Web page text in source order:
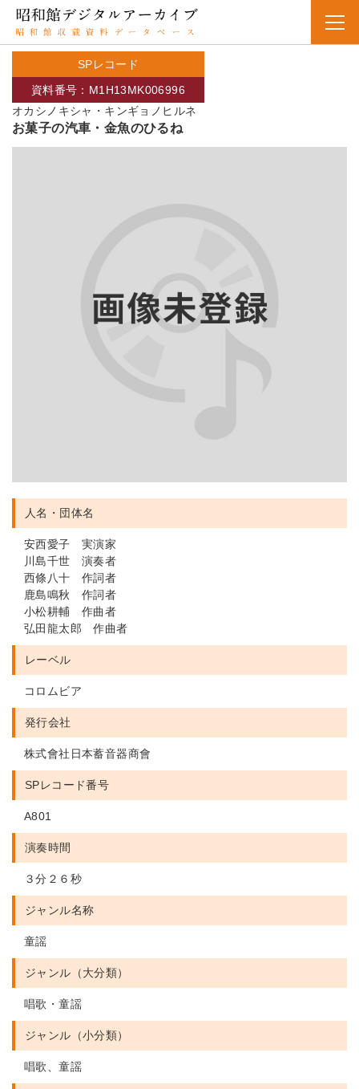
SPレコード
オカシノキシャ・キンギョノヒルネ
資料番号：M1H13MK006996
お菓子の汽車・金魚のひるね
人名・団体名
安西愛子 実演家
川島千世 演奏者
西條八十 作詞者
鹿島鳴秋 作詞者
小松耕輔 作曲者
弘田龍太郎 作曲者
レーベル
コロムビア
発行会社
株式會社日本蓄音器商會
SPレコード番号
A801
演奏時間
３分２６秒
ジャンル名称
童謡
ジャンル（大分類）
唱歌・童謡
ジャンル（小分類）
唱歌、童謡